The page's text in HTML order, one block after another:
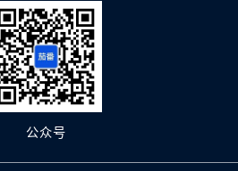
公众号